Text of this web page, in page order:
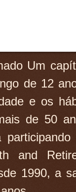
Um
de 12
e os
de 50
and
1990, a